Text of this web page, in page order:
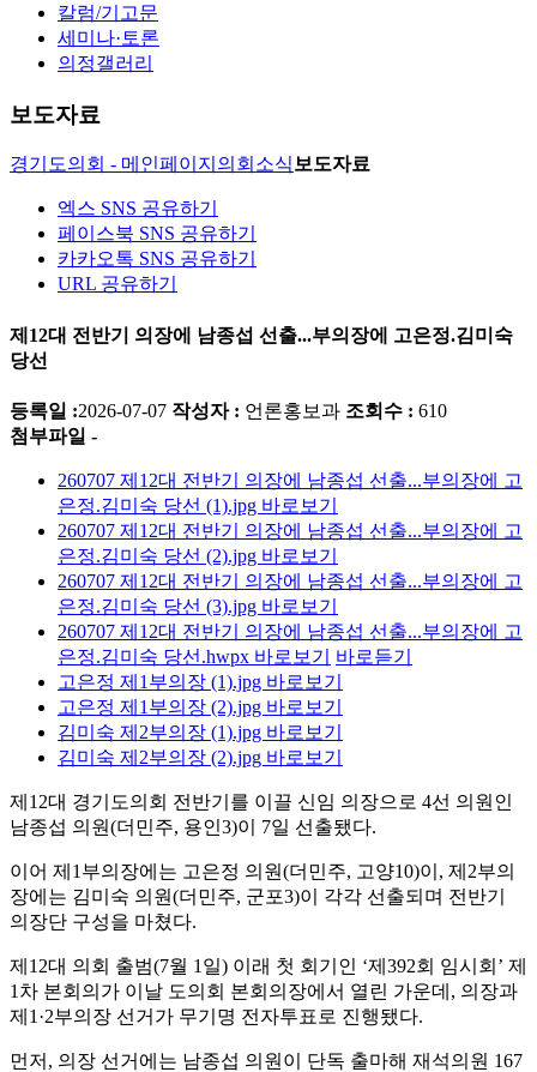
칼럼/기고문
세미나·토론
의정갤러리
보도자료
경기도의회 - 메인페이지 의회소식보도자료
엑스 SNS 공유하기
페이스북 SNS 공유하기
카카오톡 SNS 공유하기
URL 공유하기
제12대 전반기 의장에 남종섭 선출...부의장에 고은정.김미숙
당선
등록일 :2026-07-07 작성자 : 언론홍보과 조회수 : 610
첨부파일 -
260707 제12대 전반기 의장에 남종섭 선출...부의장에 고
은정.김미숙 당선 (1).jpg 바로보기
260707 제12대 전반기 의장에 남종섭 선출...부의장에 고
은정.김미숙 당선 (2).jpg 바로보기
260707 제12대 전반기 의장에 남종섭 선출...부의장에 고
은정.김미숙 당선 (3).jpg 바로보기
260707 제12대 전반기 의장에 남종섭 선출...부의장에 고
은정.김미숙 당선.hwpx 바로보기
바로듣기
고은정 제1부의장 (1).jpg 바로보기
고은정 제1부의장 (2).jpg 바로보기
김미숙 제2부의장 (1).jpg 바로보기
김미숙 제2부의장 (2).jpg 바로보기
제12대 경기도의회 전반기를 이끌 신임 의장으로 4선 의원인
남종섭 의원(더민주, 용인3)이 7일 선출됐다.
이어 제1부의장에는 고은정 의원(더민주, 고양10)이, 제2부의
장에는 김미숙 의원(더민주, 군포3)이 각각 선출되며 전반기
의장단 구성을 마쳤다.
제12대 의회 출범(7월 1일) 이래 첫 회기인 ‘제392회 임시회’ 제
1차 본회의가 이날 도의회 본회의장에서 열린 가운데, 의장과
제1·2부의장 선거가 무기명 전자투표로 진행됐다.
먼저, 의장 선거에는 남종섭 의원이 단독 출마해 재석의원 167